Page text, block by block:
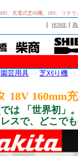
、充電式芝刈機、18V、リ
｜HOME ｜
園芸用具 -> 芝刈り機 ->
18V 160mm
は 「世界初」
スで、どこで